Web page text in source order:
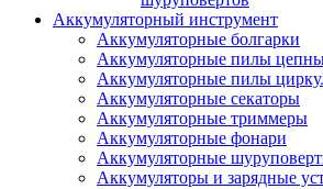
Аккумуляторный инструмент
Аккумуляторные болгарки
Аккумуляторные пилы
Аккумуляторные пилы
Аккумуляторные секаторы
Аккумуляторные триммеры
Аккумуляторные фонари
Аккумуляторные
Аккумуляторы и зарядные